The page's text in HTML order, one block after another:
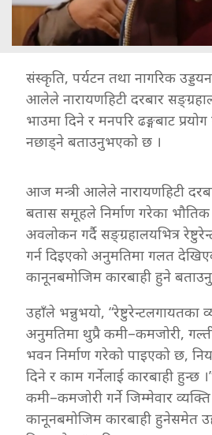
संस्कृति, पर्यटन तथा नागरिक
आलेले नारायणहिटी दरबार
भाउमा दिने र मनपरि ढङ्गबाट
नछाड्ने बताउनुभएको छ ।
आज मन्त्री आलेले नारायणहिटी
बतास समूहले निर्माण गरेका भौतिक
अवलोकन गर्दै सङ्ग्रहालयभित्र
गर्न दिइएको अनुमतिमा गलत
कानूनबमोजिम कारबाही हुने
उहाँले भन्नुभयो, “रेष्टुरेन्टलगायतका
अनुमतिमा थुप्रै कमी–कमजोरी,
भवन निर्माण गरेको पाइएको छ,
दिने र काम गर्नेलाई कारबाही हुन्छ
कमी–कमजोरी गर्ने जिम्मेवार
कानूनबमोजिम कारबाही हुनेसमेत